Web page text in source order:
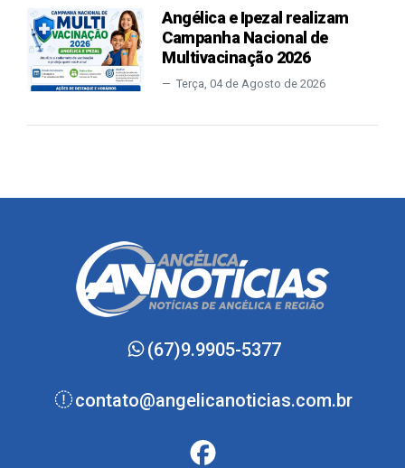
Angélica e Ipezal realizam
Campanha Nacional de
Multivacinação 2026
Terça, 04 de Agosto de 2026
(67)9.9905-5377
contato@angelicanoticias.com.br